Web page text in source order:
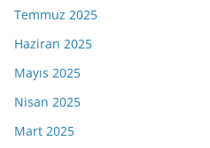
Temmuz 2025
Haziran 2025
Mayıs 2025
Nisan 2025
Mart 2025